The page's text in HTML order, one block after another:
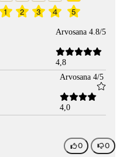
1 2 3 4 5
Arvosana 4.8/5
4,8
Arvosana 4/5
4,0
0 0